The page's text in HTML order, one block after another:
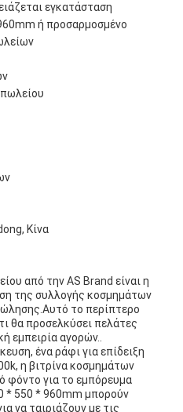
εγκατάσταση
ή προσαρμοσμένο
Κίνα
από την AS Brand είναι η
της συλλογής κοσμημάτων
το περίπτερο
θα προσελκύσει πελάτες
εμπειρία αγορών..
ένα ράφι για επίδειξη
η βιτρίνα κοσμημάτων
φόντο για το εμπόρευμα
* 550 * 960mm μπορούν
να ταιριάζουν με τις